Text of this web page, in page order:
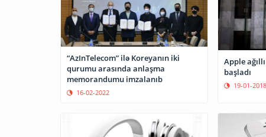
“AzInTelecom” ilə Koreyanın iki
qurumu arasında anlaşma
memorandumu imzalanıb
16-02-2022
Apple
başladı
19-01-2018